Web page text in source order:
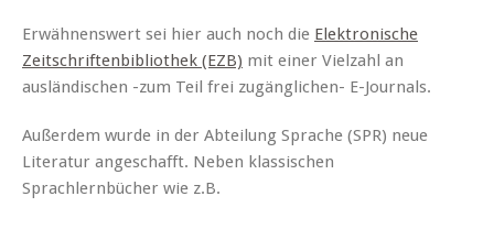
Erwähnenswert sei hier auch noch die Elektronische
Zeitschriftenbibliothek (EZB) mit einer Vielzahl an
ausländischen -zum Teil frei zugänglichen- E-Journals.
Außerdem wurde in der Abteilung Sprache (SPR) neue
Literatur angeschafft. Neben klassischen
Sprachlernbücher wie z.B.